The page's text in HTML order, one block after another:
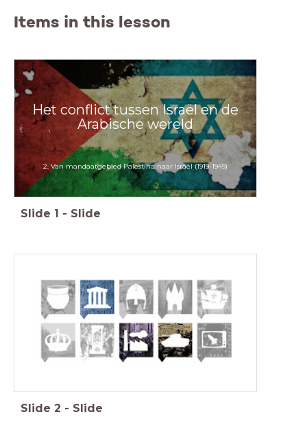
Items in this lesson
Het conflict tussen Israël en de
Arabische wereld
2. Van mandaatgebied Palestina naar Israël (1919-1949)
Slide 1 - Slide
Slide 2 - Slide